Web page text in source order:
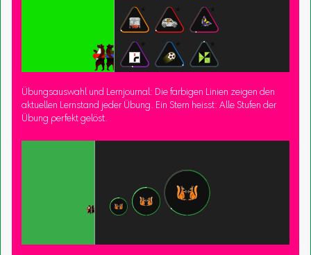
Übungsauswahl und Lernjournal: Die farbigen Linien zeigen den
aktuellen Lernstand jeder Übung. Ein Stern heisst: Alle Stufen der
Übung perfekt gelöst.